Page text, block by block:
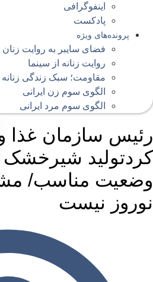
اینفوگرافی
پادکست
پرونده‌های ویژه
فضای سایبر به روایت زنان
روایت زنانه از سینما
مقاومت؛ سبک زندگی زنانه
الگوی سوم زن ایرانی
الگوی سوم مرد ایرانی
سازمان غذا و
شیرخشک
مناسب/
نیست